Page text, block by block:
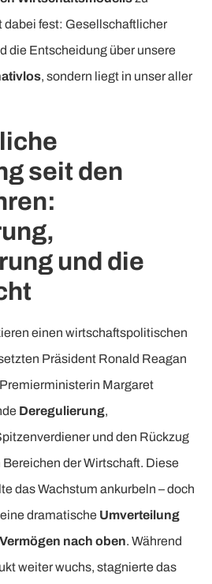
dabei fest: Gesellschaftlicher
die Entscheidung über unsere
, sondern liegt in unser aller
seit den
und die
einen wirtschaftspolitischen
Präsident Ronald Reagan
Margaret
Deregulierung,
und den Rückzug
der Wirtschaft. Diese
das Wachstum ankurbeln – doch
dramatische Umverteilung
nach oben. Während
weiter wuchs, stagnierte das